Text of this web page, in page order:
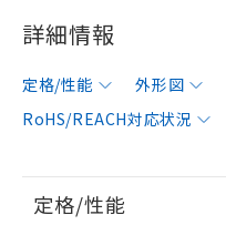
詳細情報
定格/性能 外形図
RoHS/REACH対応状況
定格/性能